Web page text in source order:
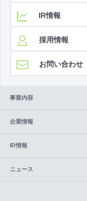
IR情報
採用情報
お問い合わせ
事業内容
企業情報
IR情報
ニュース